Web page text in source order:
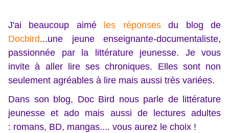
J'ai beaucoup aimé les réponsesdu blog de
Docbird...une jeune enseignante-documentaliste,
passionnée par la littérature jeunesse. Je vous
invite à aller lire ses chroniques. Elles sont non
seulement agréables à lire mais aussi très variées.
Dans son blog, Doc Bird nous parle de littérature
jeunesse et ado mais aussi de lectures adultes
: romans, BD, mangas.... vous aurez le choix !